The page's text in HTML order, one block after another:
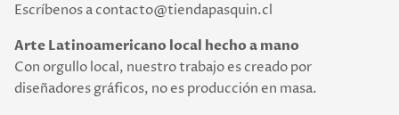
Escríbenos a contacto@tiendapasquin.cl
Arte Latinoamericano local hecho a mano
Con orgullo local, nuestro trabajo es creado por
diseñadores gráficos, no es producción en masa.